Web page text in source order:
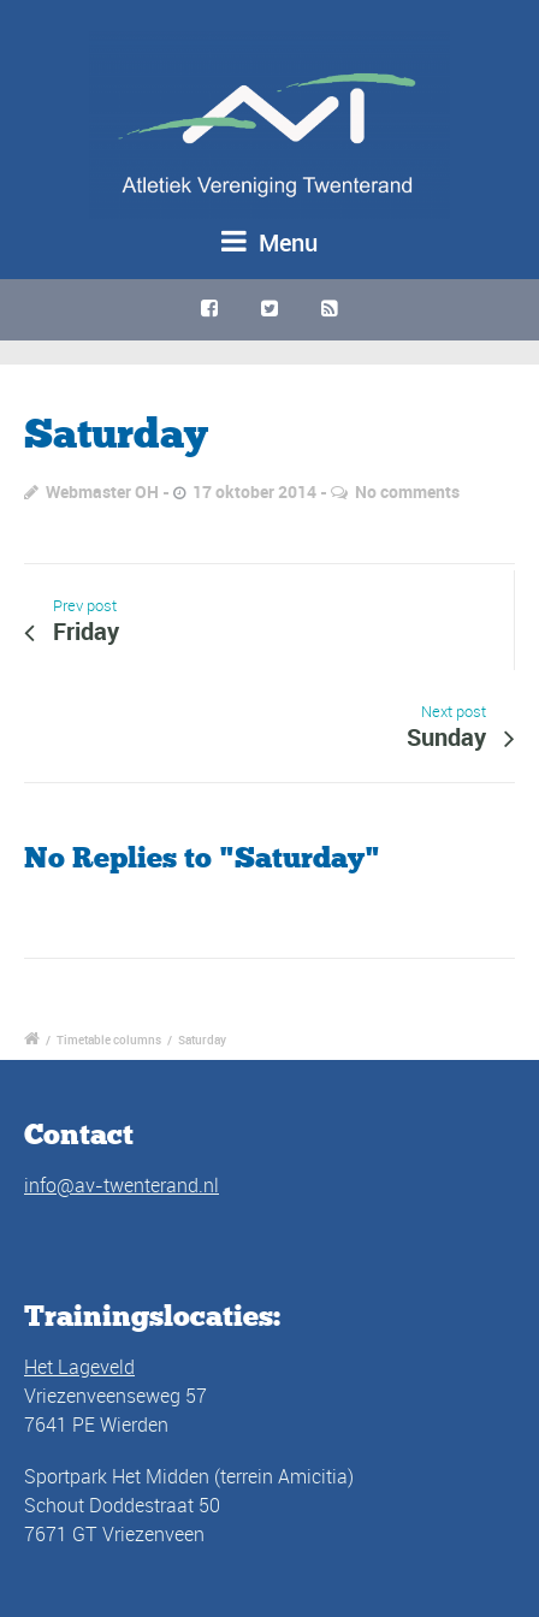
Menu
Saturday
Webmaster OH 17 oktober 2014 No comments
Prev post
Friday
Next post
Sunday
No Replies to "Saturday"
/ Timetable columns / Saturday
Contact
info@av-twenterand.nl
Trainingslocaties:
Het Lageveld
Vriezenveenseweg 57
7641 PE Wierden
Sportpark Het Midden (terrein Amicitia)
Schout Doddestraat 50
7671 GT Vriezenveen